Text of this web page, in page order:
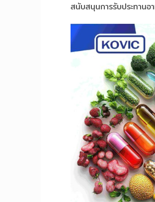
สนับสนุนการรับประทานอ